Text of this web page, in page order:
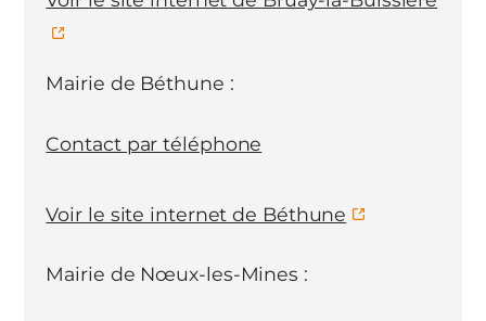
Mairie de Béthune :
Contact par téléphone
Voir le site internet de Béthune
Mairie de Nœux-les-Mines :